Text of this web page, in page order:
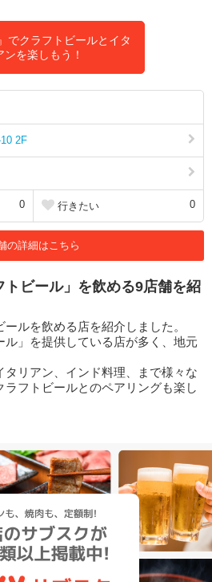
でクラフトビールとイタ
ンを楽しもう！
2F
0 行きたい 0
の詳細はこちら
ビール」を飲める9店舗を紹
ルを飲める店を紹介しました。
ル」を提供している店が多く、地元
タリアン、インド料理、まで様々な
フトビールとのペアリングも楽し